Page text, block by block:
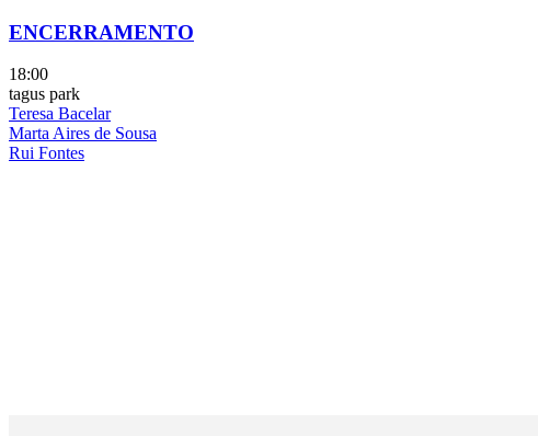
ENCERRAMENTO
18:00
tagus park
Teresa Bacelar
Marta Aires de Sousa
Rui Fontes